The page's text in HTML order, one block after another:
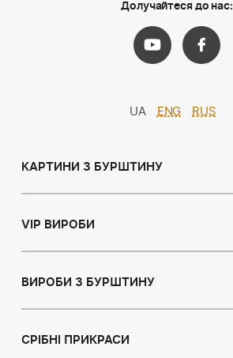
Долучайтеся до нас:
UA ENG RUS
КАРТИНИ З БУРШТИНУ
Іменні ікони
Натюрморт
VIP ВИРОБИ
Ікони з пластин
ВИРОБИ З БУРШТИНУ
Браслети
СРІБНІ ПРИКРАСИ